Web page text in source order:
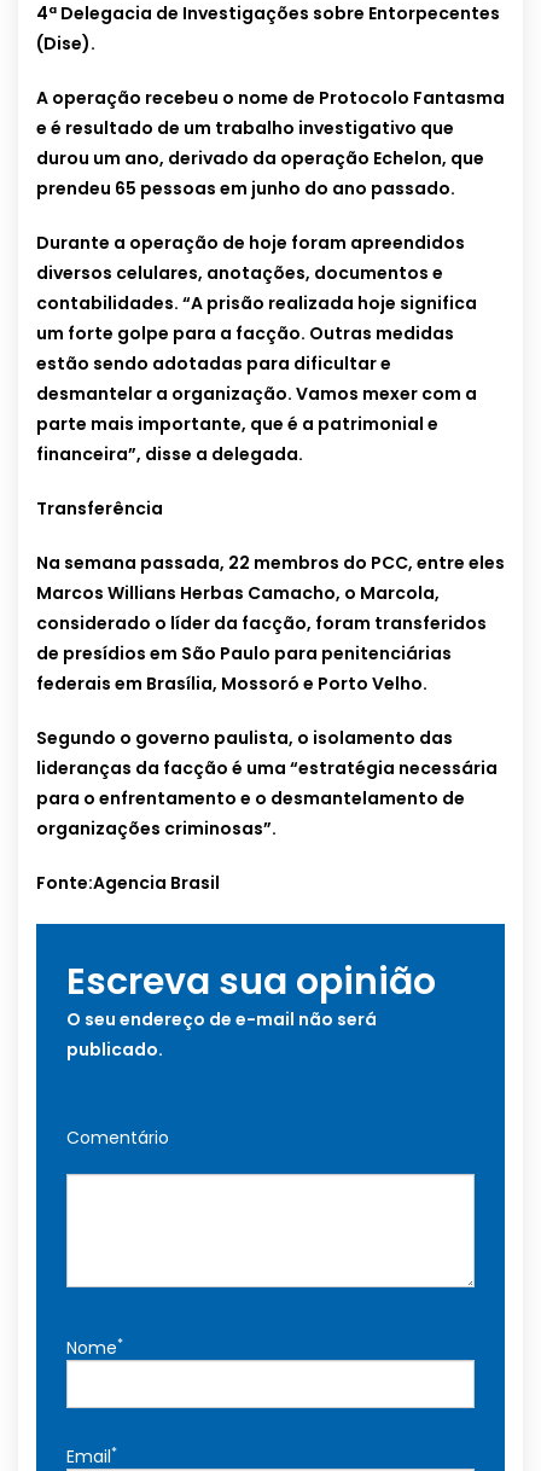
4ª Delegacia de Investigações sobre Entorpecentes
(Dise).
A operação recebeu o nome de Protocolo Fantasma
e é resultado de um trabalho investigativo que
durou um ano, derivado da operação Echelon, que
prendeu 65 pessoas em junho do ano passado.
Durante a operação de hoje foram apreendidos
diversos celulares, anotações, documentos e
contabilidades. “A prisão realizada hoje significa
um forte golpe para a facção. Outras medidas
estão sendo adotadas para dificultar e
desmantelar a organização. Vamos mexer com a
parte mais importante, que é a patrimonial e
financeira”, disse a delegada.
Transferência
Na semana passada, 22 membros do PCC, entre eles
Marcos Willians Herbas Camacho, o Marcola,
considerado o líder da facção, foram transferidos
de presídios em São Paulo para penitenciárias
federais em Brasília, Mossoró e Porto Velho.
Segundo o governo paulista, o isolamento das
lideranças da facção é uma “estratégia necessária
para o enfrentamento e o desmantelamento de
organizações criminosas”.
Fonte:Agencia Brasil
Escreva sua opinião
O seu endereço de e-mail não será
publicado.
Comentário
Nome*
Email*